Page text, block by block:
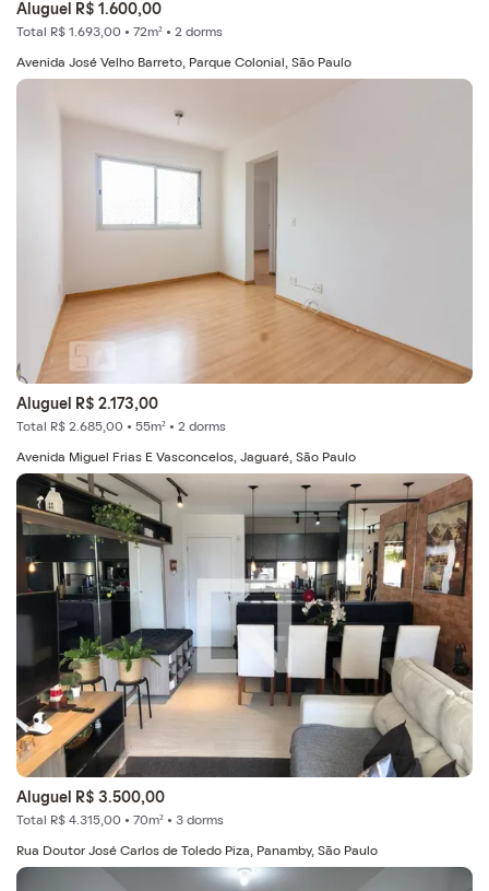
Aluguel R$ 1.600,00
Total R$ 1.693,00 • 72m² • 2 dorms
Avenida José Velho Barreto, Parque Colonial, São Paulo
Aluguel R$ 2.173,00
Total R$ 2.685,00 • 55m² • 2 dorms
Avenida Miguel Frias E Vasconcelos, Jaguaré, São Paulo
Aluguel R$ 3.500,00
Total R$ 4.315,00 • 70m² • 3 dorms
Rua Doutor José Carlos de Toledo Piza, Panamby, São Paulo